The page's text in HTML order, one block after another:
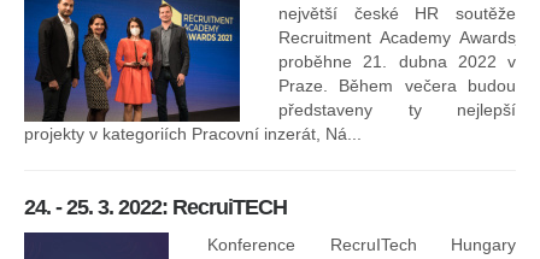
největší české HR soutěže
Recruitment Academy Awards
proběhne 21. dubna 2022 v
Praze. Během večera budou
představeny ty nejlepší
projekty v kategoriích Pracovní inzerát, Ná...
24. - 25. 3. 2022: RecruiTECH
Konference RecruITech Hungary